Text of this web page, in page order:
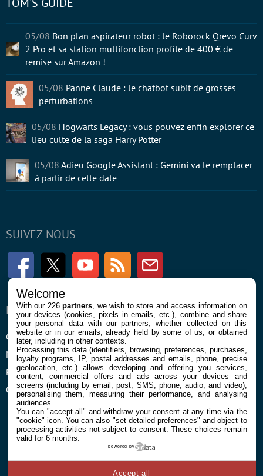
SUIVEZ-NOUS
FacebookTwitter Youtube RSS Newsletter
ENTREPRISE
Confidentialité et Cookies
Mentions légales et CGU
Préférences Cookies
Qui sommes nous
À PROPOS
Contact
05/08 Bon plan aspirateur robot : le Roborock Qrevo Curv
2 Pro et sa station multifonction profite de 400 € de
remise sur Amazon !
05/08 Panne Claude : le chatbot subit de grosses
perturbations
05/08 Hogwarts Legacy : vous pouvez enfin explorer ce
lieu culte de la saga Harry Potter
05/08 Adieu Google Assistant : Gemini va le remplacer
à partir de cette date
Welcome
With our 226partners , we wish to store and access information on
your devices (cookies, pixels in emails, etc.), combine and share
your personal data with our partners, whether collected on this
website or in our emails, already held by some of us, or obtained
later, including in other contexts.
Processing this data (identifiers, browsing, preferences, purchases,
loyalty programs, IP, postal addresses and emails, phone, precise
geolocation, etc.) allows developing and offering you services,
content, commercial offers and ads across your devices and
screens (including by email, post, SMS, phone, audio, and video),
personalising them, measuring their performance, and analysing
audiences.
You can "accept all" and withdraw your consent at any time via the
"cookie" icon. You can also "set detailed preferences" and object to
processing activities not subject to consent. These choices remain
valid for 6 months.
powered by
Accept all